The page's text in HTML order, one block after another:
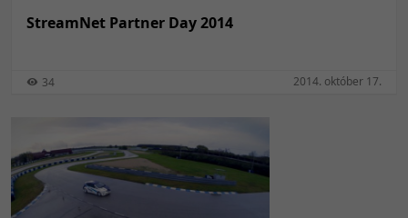
StreamNet Partner Day 2014
34 2014. október 17.